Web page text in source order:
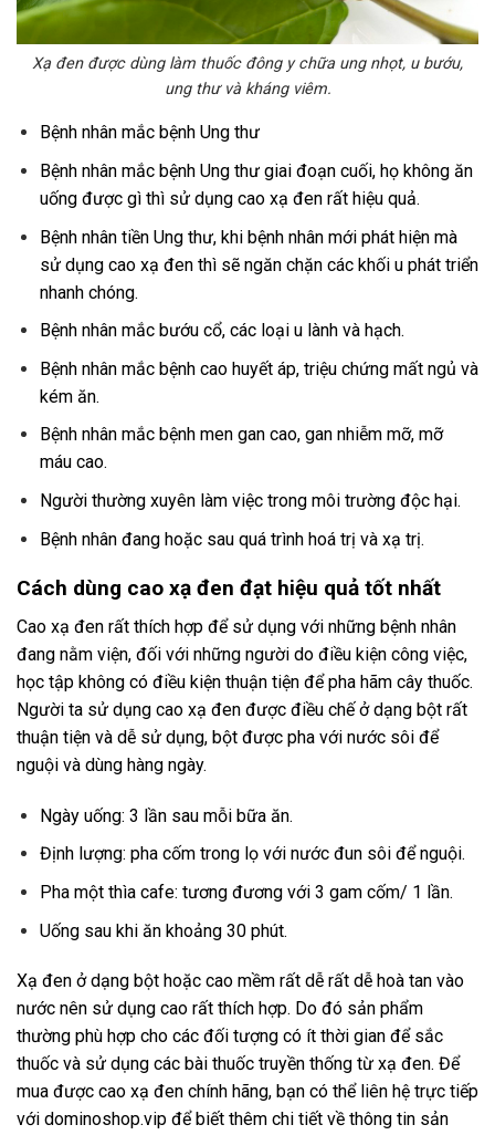
Xạ đen được dùng làm thuốc đông y chữa ung nhọt, u bướu,
ung thư và kháng viêm.
Bệnh nhân mắc bệnh Ung thư
Bệnh nhân mắc bệnh Ung thư giai đoạn cuối, họ không ăn
uống được gì thì sử dụng cao xạ đen rất hiệu quả.
Bệnh nhân tiền Ung thư, khi bệnh nhân mới phát hiện mà
sử dụng cao xạ đen thì sẽ ngăn chặn các khối u phát triển
nhanh chóng.
Bệnh nhân mắc bướu cổ, các loại u lành và hạch.
Bệnh nhân mắc bệnh cao huyết áp, triệu chứng mất ngủ và
kém ăn.
Bệnh nhân mắc bệnh men gan cao, gan nhiễm mỡ, mỡ
máu cao.
Người thường xuyên làm việc trong môi trường độc hại.
Bệnh nhân đang hoặc sau quá trình hoá trị và xạ trị.
Cách dùng cao xạ đen đạt hiệu quả tốt nhất
Cao xạ đen rất thích hợp để sử dụng với những bệnh nhân
đang nằm viện, đối với những người do điều kiện công việc,
học tập không có điều kiện thuận tiện để pha hãm cây thuốc.
Người ta sử dụng cao xạ đen được điều chế ở dạng bột rất
thuận tiện và dễ sử dụng, bột được pha với nước sôi để
nguội và dùng hàng ngày.
Ngày uống: 3 lần sau mỗi bữa ăn.
Định lượng: pha cốm trong lọ với nước đun sôi để nguội.
Pha một thìa cafe: tương đương với 3 gam cốm/ 1 lần.
Uống sau khi ăn khoảng 30 phút.
Xạ đen ở dạng bột hoặc cao mềm rất dễ rất dễ hoà tan vào
nước nên sử dụng cao rất thích hợp. Do đó sản phẩm
thường phù hợp cho các đối tượng có ít thời gian để sắc
thuốc và sử dụng các bài thuốc truyền thống từ xạ đen. Để
mua được cao xạ đen chính hãng, bạn có thể liên hệ trực tiếp
với dominoshop.vip để biết thêm chi tiết về thông tin sản